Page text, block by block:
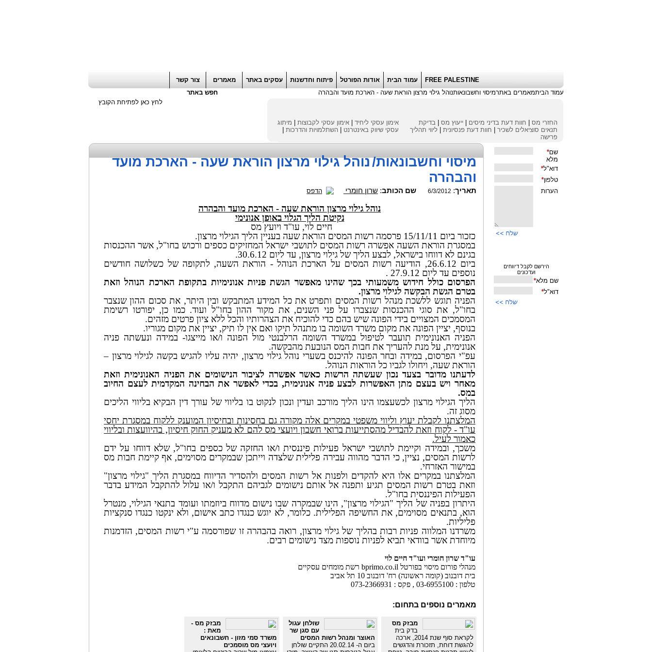
FREE PALESTINE עמוד הבית אודות הפורטל פיתוח וחדשנות עסקים באתר מאמרים
צור קשר
עמוד הביתמאמרים באתרמיסוי וחשבונאותנוהל גילוי מרצון הוראת שעה - הארכת מועד והבהרה חפש באתר
החזרי מס חוות דעת בדיני מיסים ייעוץ מס
בדיקת
תנאים סוציאלים לשכיר
חוות דעת פנסיונית
ליווי תהליך
פרישה
אימון עסקי ליחיד אימון עסקי לקבוצות
מיתוג
עסקי שיווק באינטרנט השתלמויות והדרכות
לחץ כאן לפתיחת הקובץ
מיסוי וחשבונאות/נוהל גילוי מרצון הוראת שעה - הארכת מועד
והבהרה
תאריך:
6/3/2012 שם הכותב: שרון חומרי הדפס
נוהל גילוי מרצון הוראת שעה - הארכת מועד והבהרה
נקיטת הליך הגלוי באופן אנונימי
חיים לוי, עו"ד ויועץ מס
כזכור ביום 15/11/11 פרסמה רשות המסים הוראת שעה בעניין הליך הגילוי מרצון.
במסגרת הוראת השעה אפשרה רשות המסים לתושבי ישראל המחזיקים כספים ורכוש בחו"ל, אשר ההכנסות
בגינם לא דווחו בישראל, לבצע הליך של גילוי מרצון, עד ליום 30.6.12.
ביום 26.6.12, הודיעה רשות המסים על הארכת הנוהל - הוראת השעה, לתקופה של כשלושה חודשים
נוספים עד ליום 27.9.12 .
הפרסום כולל חידוש משמעותי בכך שהינו מאפשר הגשת פניות אנונימיות בתקופת הארכת הנוהל וזאת
בטרם הגשת הבקשה לגילוי מרצון.
הפניה תוגש ללשכת מנהל רשות המסים ותפרט את כל המידע המתבקש ובין היתר, את סכום ההון שנצבר
בחו"ל, את סוגי ההכנסות שנצברו על פני השנים, את מקור ההון בחו"ל ועוד. כמו כן, יפורטו רשימת
המסמכים המצויים בידי הפונה שיש בהם כדי להוכיח את הצהרותיו והכל ללא ציון פרטים מזהים.
בנוסף, יציין הפונה את מקום משרד השומה בו מתנהל תיקו ואם אין לו תיק, יציין את מקום מגוריו.
הפניה האנונימית תועבר לטיפול במשרד השומה הרלבנטי מול הפונה ו/או מייצגו- במידה ונעשתה פניה
אנונימית, על מנת להעריך את חבות המס הנובעת מהבקשה.
עפ"י הפרסום, במידה ובחר הפונה להיכנס בשערי נוהל גילוי מרצון, יהיה עליו להגיש בקשה לגילוי מרצון –
הוראת שעה, ויחולו לגביו כל הוראות הנוהל.
לדעתנו מדובר בצעד נכון שעשתה הרשות כאשר אפשרה לציבור הנישומים את הפניה האנונימית וזאת
מאחר ויש בעצם מתן האפשרות לבצע פניה אנונימית, בכדי לאפשר את הבחינה המקדמית לעצם החיוב
במס.
הליך הגילוי מרצון לכשעצמו הינו הליך מורכב ועדין ונכון לנקוט בו בליווי של עורך דין הבקיא בליווי הליכים
מסוג זה.
המלצתנו לקבלת יעוץ וליווי משפטי במקרים אלה מקורה גם בחסינות ובחיסיון המוענק ללקוח במסגרת יחסי
עו"ד - לקוח וזאת להבדיל מהסתייעות ברואי חשבון ויועצי מס להם לא מעניק החוק חיסיון, בהיוועצות ובליווי
כאמור לעיל.
משכך, ובמידה וקיימת לתושבי ישראל פעילות פיננסית ו/או החזקה של כספים בחו"ל, שלא דווחו על ידם
לרשות המסים, נציין, כי הדבר מהווה עבירה פלילית שלצדה וייתכן שבמקרים מסוימים, אף קיימת חבות מס
במישור האזרחי.
המלצתנו במקרים אלו היא להקדים ולפנות אל רשות המסים ולהסדיר הדיווח במסגרת הליך "גילוי מרצון"
וזאת בטרם רשות המסים תגיע ותפנה אל אותם נישומים לגביהם התקבל ו/או עלול להתקבל המידע בדבר
הפעילות הפיננסית בחו"ל.
היתרון בפניה של הליך "הגילוי מרצון", הינו שבמקרה שבו נישום מדווח ביוזמתו ועומד בתנאי הגילוי, מנטרל
הוא, בתנאים מסוימים, את החשיפה הפלילית. כלומר, לא יוגש כנגדו כתב אישום, ולא ינקטו כנגדו סנקציות
פליליות.
משרדנו המלווה פניות רבות בהליך של גילוי מרצון, רואה בהבהרה זו שפורסמה ע"י רשות המסים, הזדמנות
מיוחדת אשר בוודאי תביא לפניות נוספות מצד נישומים רבים.
עו"ד שרון חומרי ועו"ד חיים לוי
מנהלי פורום מיסוי בפורטל bprimo.co.il רשת מומחים עסקיים
בית דובנוב (קומה ראשונה) רח' דובנוב 10 תל אביב
טלפון : 03-6955100 , פקס : 073-2366931
מאמרים נוספים בתחום:
מבזק מס
בדק בית
לקראת סוף שנת 2014, ארכה
להגשת דוחת, תזכורת והדגשים
שולחן עגול
עם סגן שר
האוצר ומנהל רשות המסים
ביום ה- 20.02.14 התקיים שולחן
מבזק מס -
מאת :
משרד סמי מזון - חשבונאים
ויועצי מס מוסמכים